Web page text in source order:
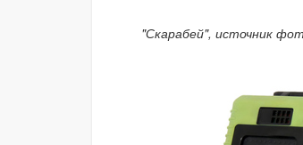
"Скарабей", источник